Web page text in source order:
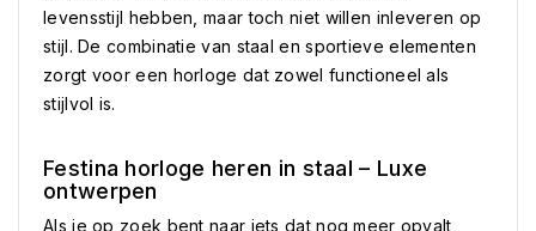
levensstijl hebben, maar toch niet willen inleveren op
stijl. De combinatie van staal en sportieve elementen
zorgt voor een horloge dat zowel functioneel als
stijlvol is.
Festina horloge heren in staal – Luxe
ontwerpen
Als je op zoek bent naar iets dat nog meer opvalt,